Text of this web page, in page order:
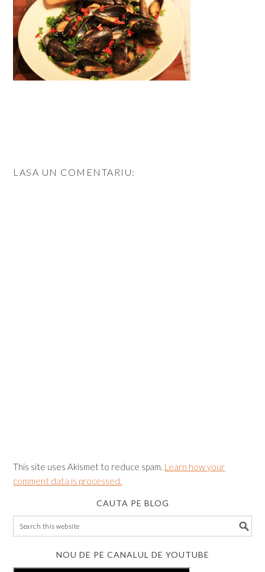
LASA UN COMENTARIU:
This site uses Akismet to reduce spam. Learn how your
comment data is processed.
CAUTA PE BLOG
NOU DE PE CANALUL DE YOUTUBE